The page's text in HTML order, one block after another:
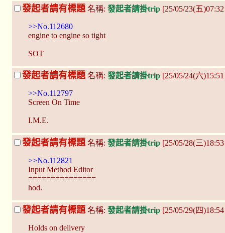
發起者請有標題 名稱: 發起者請掛trip [25/05/23(五
>>No.112680
engine to engine so tight
SOT
發起者請有標題 名稱: 發起者請掛trip [25/05/24(六
>>No.112797
Screen On Time
I.M.E.
發起者請有標題 名稱: 發起者請掛trip [25/05/28(三
>>No.112821
Input Method Editor
===============
hod.
發起者請有標題 名稱: 發起者請掛trip [25/05/29(四
Holds on delivery